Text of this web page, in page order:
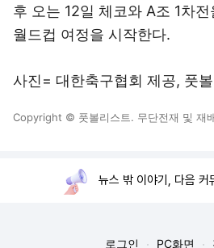
후 오는 12일 체코와 A조 1차
월드컵 여정을 시작한다.
사진= 대한축구협회 제공, 풋
Copyright © 풋볼리스트. 무단전재 및 재
뉴스 밖 이야기, 다음 커
로그인 PC화면